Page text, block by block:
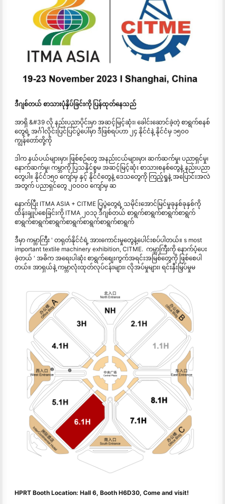
ဒီဂျစ်တယ် စာသားပုံနှိပ်ခြင်းကို ပြန်ထုတ်နေသည်
အာရှိ &#39 လို နည်းပညာပိုင်းမှာ အဆင့်မြင့်ဆုံး၊ ခေါင်းဆောင်ခဲ့တဲ့ စာရွက်စနစ်
တွေရဲ့ အင်္ဂါလိုင်းပြင်ပြင်ပွဲပေါ်မှာ ဒီဖြစ်ရပ်ဟာ ၂၄ နိုင်ငံနဲ့ နိုင်ငံမှ ၁၅၀၀
ကျွန်တော်တို့ကို
ဒါက နယ်ပယ်များမှာ၊ ဖြစ်စဉ်တွေ အနည်းငယ်များမှာ၊ ဆက်ဆက်မှု၊ ပညာရှင်မှု၊
နောက်ဆက်မှု၊ ကမ္ဘာကို ပြသနိုင်စွမ အဆင့်မြင့်ဆုံး စာသားစနစ်တွေနဲ့ နည်းပညာ
တွေပါ။ နိုင်ငံ၁၅၀ ကျော်မှ နှင့် နိုင်ငံတွေနဲ့ ဒေသတွေကို ကြည့်ရှုနဲ့ အပြောင်းအလဲ
အတွက် ပညာရှင်တွေ ၂၀၀၀၀ ကျော်မှ ဆ
နောက်ပြီး ITMA ASIA + CITME ပြပွဲတွေရဲ့ သမိုင်းအောင်မြင်မှုခုနစ်ခုနှစ်ကို
ထိန်းချုပ်စေခြင်းကို ITMA ၂၀၁၃ ဒီဂျစ်တယ် စာရွက်စာရွက်စာရွက်စာရွက်
စာရွက်စာရွက်စာရွက်စာရွက်စာရွက်စာရွက်စာရွက်
ဒီမှာ ကမ္ဘာကြီး ' တရုတ်နိုင်ငံရဲ့ အားကောင်းမှုတွေနဲ့ပေါင်းစပ်ပါတယ်။ s most
important textile machinery exhibition, CITME. ကမ္ဘာကြီးကို နောက်ပံ့ပေး
ခဲ့တယ် ' အဓိက အရေးပါဆုံး စာရွက်စျေးကွက်အရင်းအမြစ်တွေကို ဖြစ်စေပါ
တယ်။ အာရှယ်နဲ့ ကမ္ဘာလုံးထုတ်လုပ်ငန်းများ၊ လိုအပ်မှုများ၊ ရင်းနှီးမြှပ်မှုမ
HPRT Booth Location: Hall 6, Booth H6D30, Come and visit!